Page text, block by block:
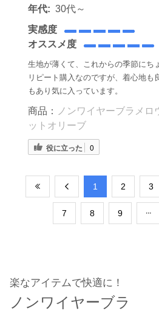
年代: 30代～
実感度
オススメ度
生地が薄くて、これからの季節にち
リピート購入なのですが、着心地も
もあり気に入っています。
商品：
ノンワイヤーブラメロ
ットオリーブ
役に立った 0
​1 ​2 ​3
​7 ​8 ​9
楽なアイテムで快適に！
ノンワイヤーブラ